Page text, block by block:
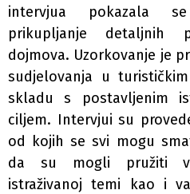
intervjua pokazala
prikupljanje detaljnih
dojmova. Uzorkovanje je
sudjelovanja u
skladu s postavljenim
ciljem. Intervjui su
od kojih se svi mogu
da su mogli pružiti
istraživanoj temi kao i